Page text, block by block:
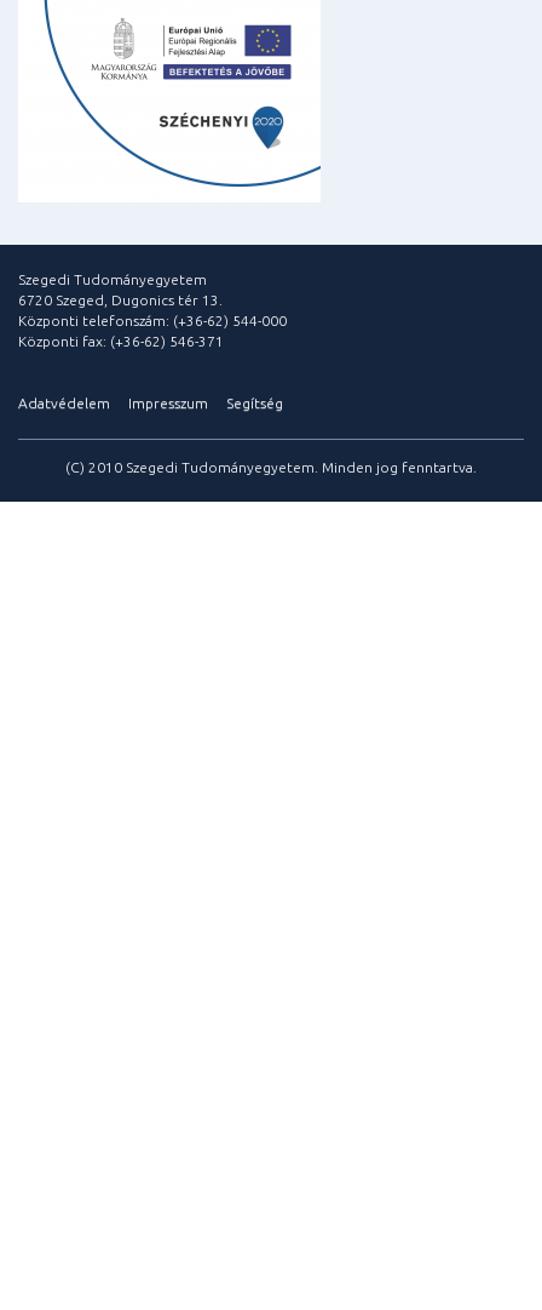
Szegedi Tudományegyetem
6720 Szeged, Dugonics tér 13.
Központi telefonszám: (+36-62) 544-000
Központi fax: (+36-62) 546-371
Adatvédelem Impresszum Segítség
(C) 2010 Szegedi Tudományegyetem. Minden jog fenntartva.